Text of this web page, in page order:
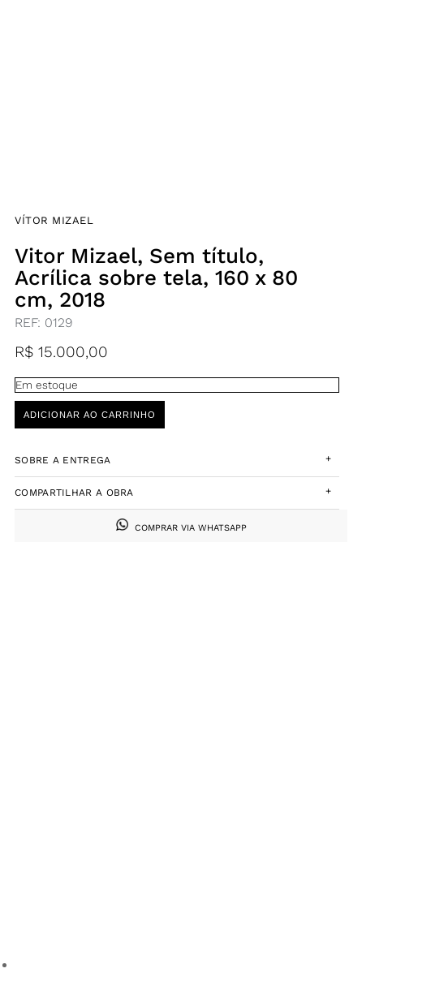
VÍTOR MIZAEL
Vitor Mizael, Sem título,
Acrílica sobre tela, 160 x 80
cm, 2018
REF: 0129
R$ 15.000,00
Em estoque
ADICIONAR AO CARRINHO
SOBRE A ENTREGA +
COMPARTILHAR A OBRA +
COMPRAR VIA WHATSAPP